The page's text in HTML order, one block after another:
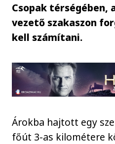
Csopak térségében,
vezető szakaszon
kell számítani.
Árokba hajtott egy
főút 3-as kilométere